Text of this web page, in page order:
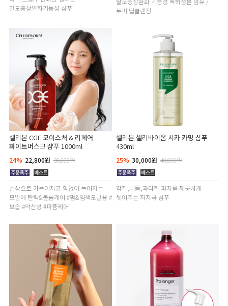
탈모증상완화기능성 샴푸
두피 딥클렌징
셀리본 CGE 모이스처 & 리페어
화이트머스크 샴푸 1000ml
24% 22,800원 30,000원
손상으로 가늘어지고 힘없이 늘어지는
모발에 탄력&볼륨케어 #펌&염색모발용 #
보습 #약산성 #퍼퓸케어
셀리본 셀리바이옴 시카 카밍 샴푸
430ml
25% 30,000원 40,000원
각질,비듬,과다한 피지를 깨끗하게
씻어주는 저자극 샴푸